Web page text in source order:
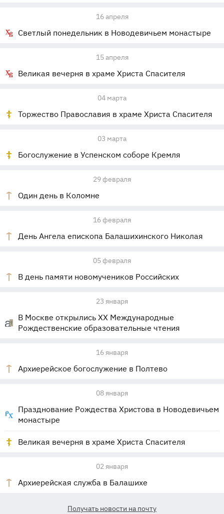
16 апреля
Светлый понедельник в Новодевичьем монастыре
15 апреля
Великая вечерня в храме Христа Спасителя
04 марта
Торжество Православия в храме Христа Спасителя
03 марта
Богослужение в Успенском соборе Кремля
29 февраля
Один день в Коломне
16 февраля
День Ангела епископа Балашихинского Николая
05 февраля
В день памяти новомучеников Российских
23 января
В Москве открылись XX Международные
Рождественские образовательные чтения
16 января
Архиерейское богослужение в Полтево
08 января
Празднование Рождества Христова в Новодевичьем
монастыре
Великая вечерня в храме Христа Спасителя
02 января
Архиерейская служба в Балашихе
Получать новости на почту